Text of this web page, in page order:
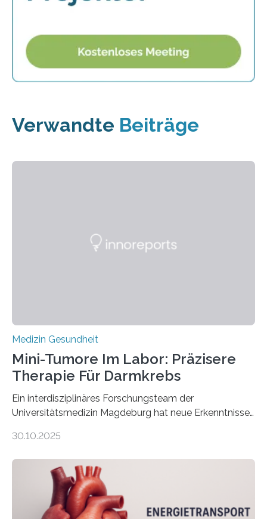
Verwandte Beiträge
Medizin Gesundheit
Mini-Tumore Im Labor: Präzisere
Therapie Für Darmkrebs
Ein interdisziplinäres Forschungsteam der
Universitätsmedizin Magdeburg hat neue Erkenntnisse
behandelt werden kann. In ihrer aktuellen Studie,
Oncology, zeigen die Forschenden, dass Mini-Tumore
aus Gewebe von Patientinnen und Patienten –
sogenannte Organoide – genutzt werden können, um
vorab zu prüfen, welche Medikamente am besten
30.10.2025